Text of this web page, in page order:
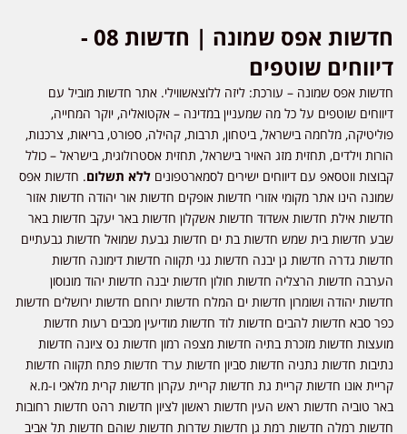
חדשות אפס שמונה | חדשות 08 -
דיווחים שוטפים
חדשות אפס שמונה – עורכת: ליזה ללוצאשווילי. אתר חדשות מוביל עם
דיווחים שוטפים על כל מה שמעניין במדינה – אקטואליה, יוקר המחייה,
פוליטיקה, מלחמה בישראל, ביטחון, תרבות, קהילה, ספורט, בריאות, צרכנות,
הורות וילדים, תחזית מזג האויר בישראל, תחזית אסטרולוגית, בישראל – כולל
קבוצות ווטסאפ עם דיווחים ישירים לסמארטפונים ללא תשלום. חדשות אפס
שמונה הינו אתר מקומי אזורי חדשות אופקים חדשות אור יהודה חדשות אזור
חדשות אילת חדשות אשדוד חדשות אשקלון חדשות באר יעקב חדשות באר
שבע חדשות בית שמש חדשות בת ים חדשות גבעת שמואל חדשות גבעתיים
חדשות גדרה חדשות גן יבנה חדשות גני תקווה חדשות דימונה חדשות
הערבה חדשות הרצליה חדשות חולון חדשות יבנה חדשות יהוד מונוסון
חדשות יהודה ושומרון חדשות ים המלח חדשות ירוחם חדשות ירושלים חדשות
כפר סבא חדשות להבים חדשות לוד חדשות מודיעין מכבים רעות חדשות
מועצות חדשות מזכרת בתיה חדשות מצפה רמון חדשות נס ציונה חדשות
נתיבות חדשות נתניה חדשות סביון חדשות ערד חדשות פתח תקווה חדשות
קריית אונו חדשות קריית גת חדשות קריית עקרון חדשות קרית מלאכי ו-מ.א
באר טוביה חדשות ראש העין חדשות ראשון לציון חדשות רהט חדשות רחובות
חדשות רמלה חדשות רמת גן חדשות שדרות חדשות שוהם חדשות תל אביב